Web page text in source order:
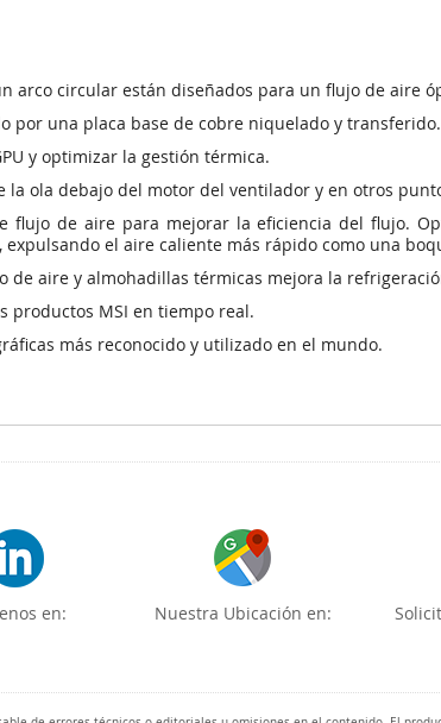
arco circular están diseñados para un flujo de aire
por una placa base de cobre niquelado y transferido.
y optimizar la gestión térmica.
ola debajo del motor del ventilador y en otros
flujo de aire para mejorar la eficiencia del flujo.
el aire caliente más rápido como una
de aire y almohadillas térmicas mejora la
productos MSI en tiempo real.
más reconocido y utilizado en el mundo.
en: Nuestra Ubicación en: